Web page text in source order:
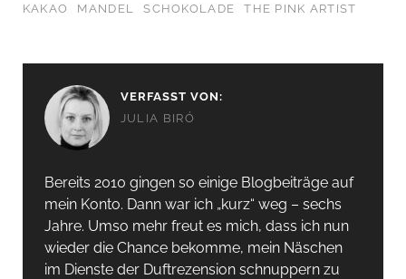
KAKAO
MANDEL SCHOKOLADE THE PINK ARTIST
VERFASST VON:
JULIA BIRÓ
Bereits 2010 gingen so einige Blogbeiträge auf
mein Konto. Dann war ich „kurz“ weg – sechs
Jahre. Umso mehr freut es mich, dass ich nun
wieder die Chance bekomme, mein Näschen
im Dienste der Duftrezension schnuppern zu